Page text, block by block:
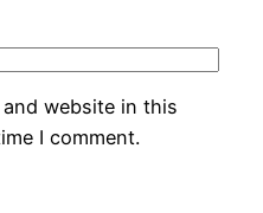
and website in this
I comment.